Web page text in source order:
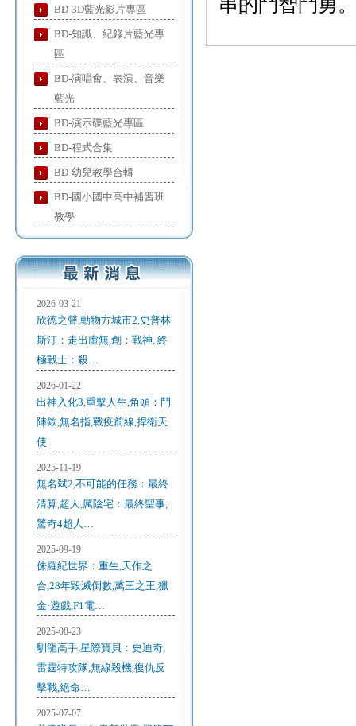
BD-3D藍光影片專區
BD-知識、紀錄片藍光專
區
BD-演唱會、表演、音樂
藍光
BD-演示碟藍光專區
BD-程式合集
BD-幼兒教學合輯
BD-國小國中高中補習班
教學
2026-03-21
欣德之聲,動物方城市2,史普林
斯汀：走出虛無,創：戰神, 終
極戰士：殺…
2026-01-22
出神入化3,重擊人生,角頭：鬥
陣欸,無名指,戰疫前線,捍衛天
使
2025-11-19
無名弒2,不可能的任務：最終
清算,超人,厲陰宅：最終聖事,
驚奇4超人…
2025-09-19
侏羅紀世界：重生,天作之
合,28年毀滅倒數,萬王之王,獵
金·遊戲,F1電…
2025-08-23
馴龍高手,星際寶貝：史迪奇,
雷霆特攻隊,無線殺機,復仇反
擊戰,絕命…
2025-07-07
串的鬥智鬥勇